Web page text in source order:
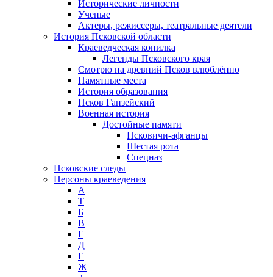
Исторические личности
Ученые
Актеры, режиссеры, театральные деятели
История Псковской области
Краеведческая копилка
Легенды Псковского края
Смотрю на древний Псков влюблённо
Памятные места
История образования
Псков Ганзейский
Военная история
Достойные памяти
Псковичи-афганцы
Шестая рота
Спецназ
Псковские следы
Персоны краеведения
А
T
Б
В
Г
Д
Е
Ж